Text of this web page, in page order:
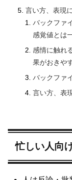
言い方、表現
バックファ
感覚値とは
感情に触れ
果がおきや
バックファ
言い方、表
忙しい人向